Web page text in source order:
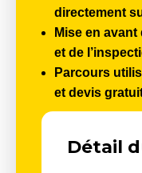
directement
Mise en
et de
Parcours
et devis
Détail